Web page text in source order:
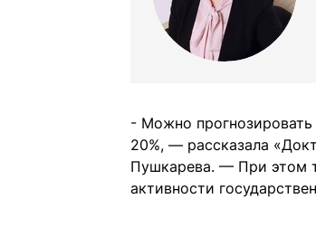
- Можно
20%, — рассказала
Пушкарева. — При этом
активности